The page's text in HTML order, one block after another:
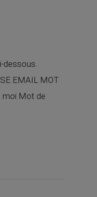
dessous.
EMAIL MOT
moi Mot de